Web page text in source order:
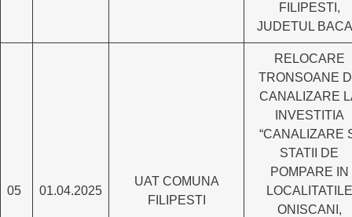
FILIPESTI,
JUDETUL
05 01.04.2025
UAT COMUNA
FILIPESTI
RELOCARE
TRONSOANE
CANALIZARE
INVESTITIA
“CANALIZARE
STATII DE
POMPARE IN
LOCALITATILE
ONISCANI,